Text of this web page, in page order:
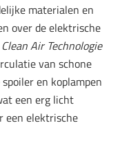
materialen en
over de elektrische
Clean Air Technologie
van schone
en koplampen
een erg licht
een elektrische